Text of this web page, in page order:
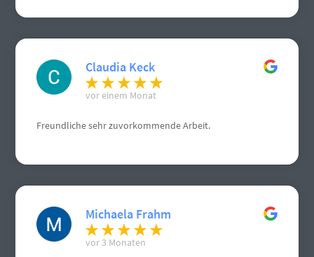
Claudia Keck
vor einem Monat
Freundliche sehr zuvorkommende Arbeit.
Michaela Frahm
vor 3 Monaten